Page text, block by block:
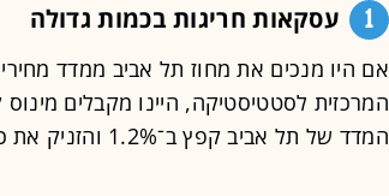
1 עסקאות חריגות בכמות גדולה
אם היו מנכים את מחוז תל אביב ממדד
המרכזית לסטטיסטיקה, היינו מקבלים
המדד של תל אביב קפץ ב־1.2% והזניק את כלל המדד.